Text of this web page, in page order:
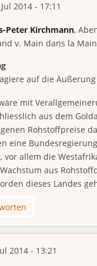
2014 - 17:11
Peter Kirchmann,
v. Main dans la
auf die
mit
aus dem
Rohstoffpreise
eine
vor allem die
aus
dieses Landes
2014 - 13:21